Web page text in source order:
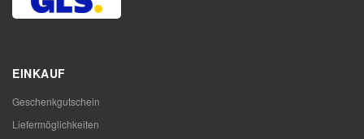
EINKAUF
Geschenkgutschein
Liefermöglichkeiten